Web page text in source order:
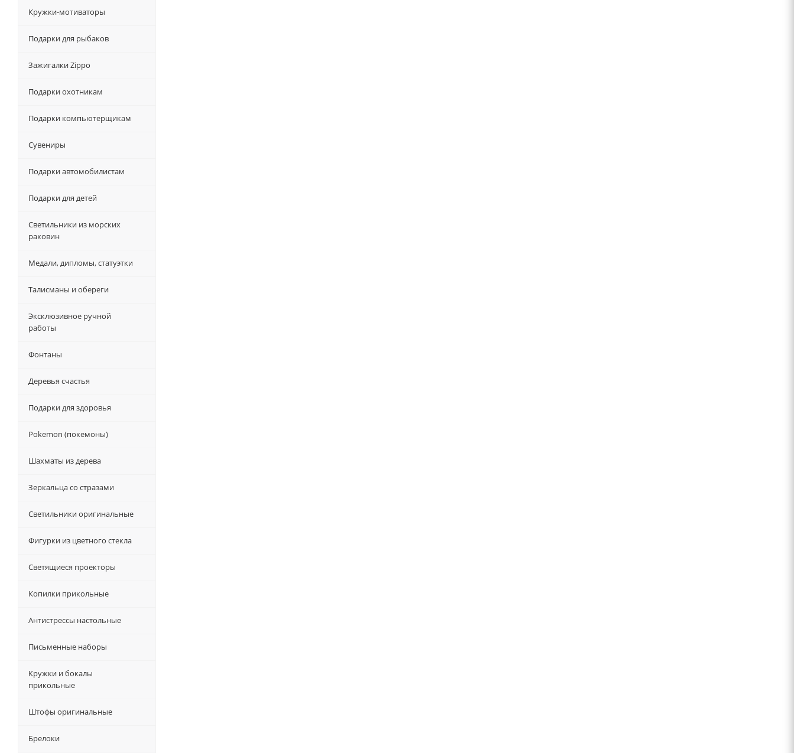
Кружки-мотиваторы
Подарки для рыбаков
Зажигалки Zippo
Подарки охотникам
Подарки компьютерщикам
Сувениры
Подарки автомобилистам
Подарки для детей
Светильники из морских
раковин
Медали, дипломы, статуэтки
Талисманы и обереги
Эксклюзивное ручной
работы
Фонтаны
Деревья счастья
Подарки для здоровья
Pokemon (покемоны)
Шахматы из дерева
Зеркальца со стразами
Светильники оригинальные
Фигурки из цветного стекла
Светящиеся проекторы
Копилки прикольные
Антистрессы настольные
Письменные наборы
Кружки и бокалы
прикольные
Штофы оригинальные
Брелоки